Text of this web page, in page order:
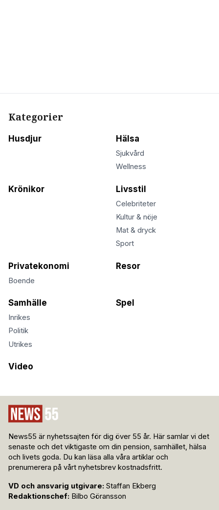
Kategorier
Husdjur Hälsa
Sjukvård
Wellness
Krönikor Livsstil
Celebriteter
Kultur & nöje
Mat & dryck
Sport
Privatekonomi
Boende
Resor
Samhälle
Inrikes
Politik
Utrikes
Spel
Video
News55 är nyhetssajten för dig över 55 år. Här samlar vi det
senaste och det viktigaste om din pension, samhället, hälsa
och livets goda. Du kan läsa alla våra artiklar och
prenumerera på vårt nyhetsbrev kostnadsfritt.
VD och ansvarig utgivare: Staffan Ekberg
Redaktionschef: Bilbo Göransson